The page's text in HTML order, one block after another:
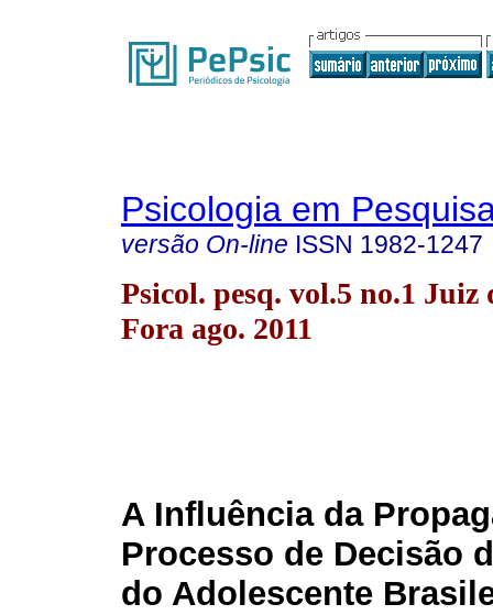
Psicologia em
versão On-line ISSN 1982-1247
Psicol. pesq. vol.5 no.1 Juiz
Fora ago. 2011
A Influência da
Processo de Decisão
do Adolescente